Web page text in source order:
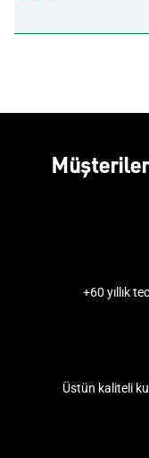
+60 yıllık
Üstün kaliteli